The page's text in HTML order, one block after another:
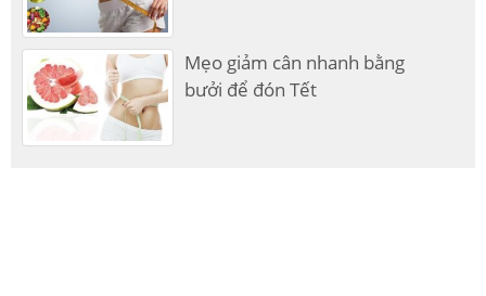
Mẹo giảm cân nhanh bằng
bưởi để đón Tết